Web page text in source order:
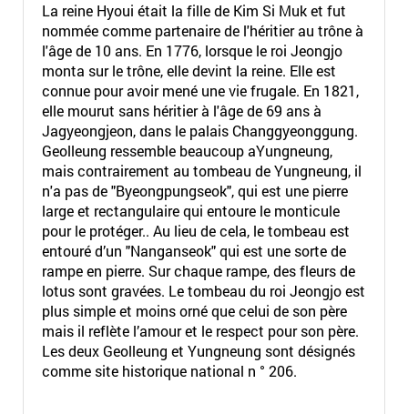
La reine Hyoui était la fille de Kim Si Muk et fut
nommée comme partenaire de l'héritier au trône à
l'âge de 10 ans. En 1776, lorsque le roi Jeongjo
monta sur le trône, elle devint la reine. Elle est
connue pour avoir mené une vie frugale. En 1821,
elle mourut sans héritier à l'âge de 69 ans à
Jagyeongjeon, dans le palais Changgyeonggung.
Geolleung ressemble beaucoup aYungneung,
mais contrairement au tombeau de Yungneung, il
n'a pas de "Byeongpungseok", qui est une pierre
large et rectangulaire qui entoure le monticule
pour le protéger.. Au lieu de cela, le tombeau est
entouré d’un "Nanganseok" qui est une sorte de
rampe en pierre. Sur chaque rampe, des fleurs de
lotus sont gravées. Le tombeau du roi Jeongjo est
plus simple et moins orné que celui de son père
mais il reflète l’amour et le respect pour son père.
Les deux Geolleung et Yungneung sont désignés
comme site historique national n ° 206.